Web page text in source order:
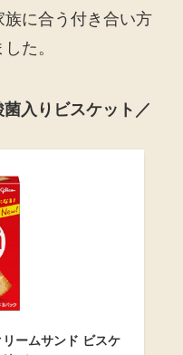
に合う付き合い方
た。
入りビスケット／
ームサンド ビスケ